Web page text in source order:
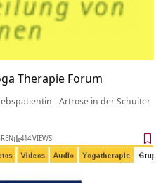
Therapie Forum
- Artrose in der Schulter
414 VIEWS